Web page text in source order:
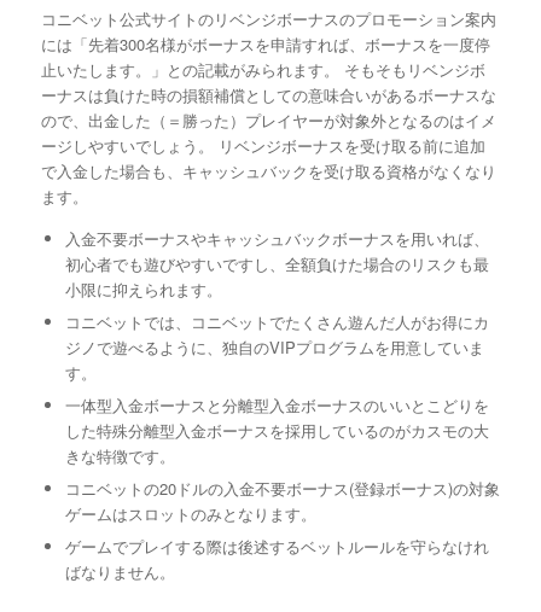
コニベット公式サイトのリベンジボーナスのプロモーション案内
には「先着300名様がボーナスを申請すれば、ボーナスを一度停
止いたします。」との記載がみられます。 そもそもリベンジボ
ーナスは負けた時の損額補償としての意味合いがあるボーナスな
ので、出金した（＝勝った）プレイヤーが対象外となるのはイメ
ージしやすいでしょう。 リベンジボーナスを受け取る前に追加
で入金した場合も、キャッシュバックを受け取る資格がなくなり
ます。
入金不要ボーナスやキャッシュバックボーナスを用いれば、
初心者でも遊びやすいですし、全額負けた場合のリスクも最
小限に抑えられます。
コニベットでは、コニベットでたくさん遊んだ人がお得にカ
ジノで遊べるように、独自のVIPプログラムを用意していま
す。
一体型入金ボーナスと分離型入金ボーナスのいいとこどりを
した特殊分離型入金ボーナスを採用しているのがカスモの大
きな特徴です。
コニベットの20ドルの入金不要ボーナス(登録ボーナス)の対象
ゲームはスロットのみとなります。
ゲームでプレイする際は後述するベットルールを守らなけれ
ばなりません。